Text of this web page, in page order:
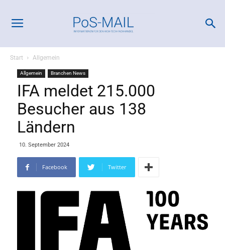
Start Allgemein
Allgemein Branchen News
IFA meldet 215.000
Besucher aus 138
Ländern
10. September 2024
Facebook Twitter